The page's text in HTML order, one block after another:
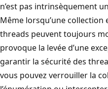
n’est pas intrinsèquement
Même lorsqu’une collection
threads peuvent toujours
provoque la levée d’une
garantir la sécurité des
vous pouvez verrouiller la